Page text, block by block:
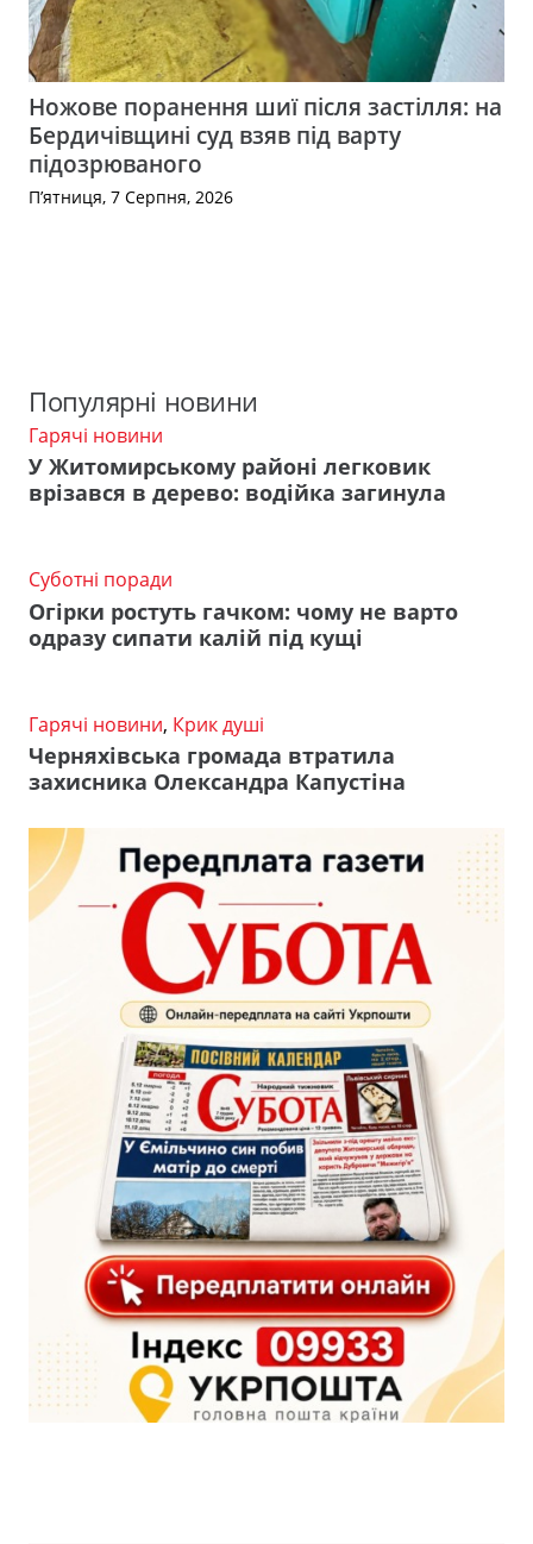
Ножове поранення шиї після застілля: на
Бердичівщині суд взяв під варту
підозрюваного
П’ятниця, 7 Серпня, 2026
Популярні новини
Гарячі новини
У Житомирському районі легковик
врізався в дерево: водійка загинула
Суботні поради
Огірки ростуть гачком: чому не варто
одразу сипати калій під кущі
Гарячі новини, Крик душі
Черняхівська громада втратила
захисника Олександра Капустіна